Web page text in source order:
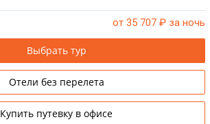
от 35 707 ₽ за ночь
Выбрать тур
Отели без перелета
Купить путевку в офисе